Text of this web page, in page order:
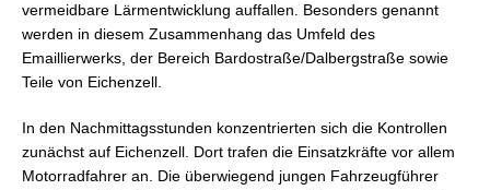
vermeidbare Lärmentwicklung auffallen. Besonders genannt
werden in diesem Zusammenhang das Umfeld des
Emaillierwerks, der Bereich Bardostraße/Dalbergstraße sowie
Teile von Eichenzell.
In den Nachmittagsstunden konzentrierten sich die Kontrollen
zunächst auf Eichenzell. Dort trafen die Einsatzkräfte vor allem
Motorradfahrer an. Die überwiegend jungen Fahrzeugführer